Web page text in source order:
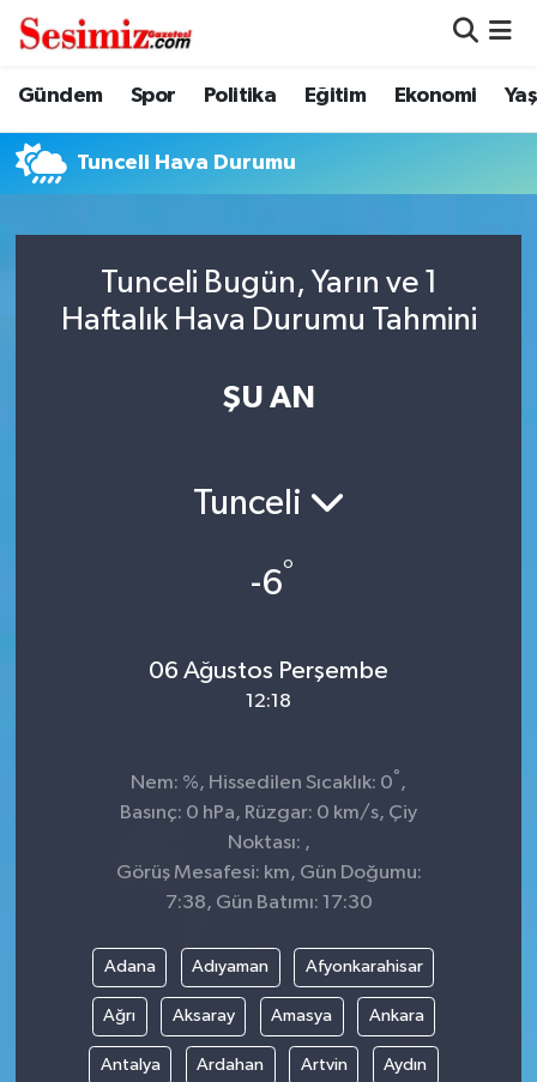
Gündem Spor Politika Eğitim Ekonomi
Tunceli Hava Durumu
Tunceli Bugün, Yarın ve 1
Haftalık Hava Durumu Tahmini
ŞU AN
Tunceli
-6°
06 Ağustos Perşembe
12:18
Nem: %, Hissedilen Sıcaklık: 0° ,
Basınç: 0 hPa, Rüzgar: 0 km/s, Çiy
Noktası: ,
Görüş Mesafesi: km, Gün Doğumu:
7:38, Gün Batımı: 17:30
Adana Adıyaman Afyonkarahisar
Ağrı Aksaray Amasya Ankara
Antalya Ardahan Artvin Aydın
Dünya
Eğitim
Genel
Gündem
Nöbetçi Eczaneler
Hava Durumu
Trafik Durumu
Süper Lig Puan Durumu ve Fikstür